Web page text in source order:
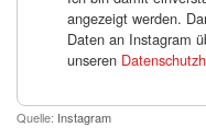
angezeigt werden.
Daten an Instagram
unseren
Quelle: Instagram